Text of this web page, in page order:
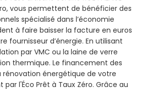
vous permettent de bénéficier des
spécialisé dans l’économie
à faire baisser la facture en euros
fournisseur d’énergie. En utilisant
par VMC ou la laine de verre
thermique. Le financement des
rénovation énergétique de votre
l'Éco Prêt à Taux Zéro. Grâce au